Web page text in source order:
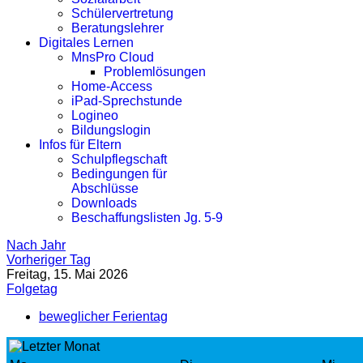
Schülervertretung
Beratungslehrer
Digitales Lernen
MnsPro Cloud
Problemlösungen
Home-Access
iPad-Sprechstunde
Logineo
Bildungslogin
Infos für Eltern
Schulpflegschaft
Bedingungen für
Abschlüsse
Downloads
Beschaffungslisten Jg. 5-9
Nach Jahr
Vorheriger Tag
Freitag, 15. Mai 2026
Folgetag
beweglicher Ferientag